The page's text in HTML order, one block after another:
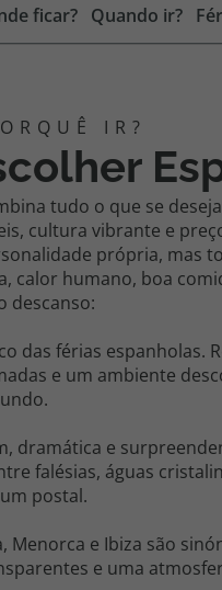
ficar? Quando ir?
tudo o que se
cultura vibrante e
própria, mas
calor humano, boa
descanso:
das férias espanholas.
e um ambiente
dramática e
falésias, águas
postal.
Menorca e Ibiza são
e uma